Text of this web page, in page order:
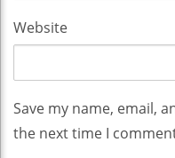
Website
Save my name, email,
the next time I